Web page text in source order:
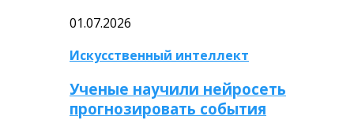
01.07.2026
Искусственный интеллект
Ученые научили нейросеть
прогнозировать события